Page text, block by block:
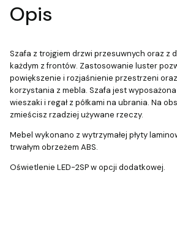
Opis
Szafa z trojgiem drzwi przesuwnych oraz z
każdym z frontów. Zastosowanie luster
powiększenie i rozjaśnienie przestrzeni
korzystania z mebla. Szafa jest
wieszaki i regał z półkami na ubrania. Na
zmieścisz rzadziej używane rzeczy.
Mebel wykonano z wytrzymałej płyty
trwałym obrzeżem ABS.
Oświetlenie LED-2SP w opcji dodatkowej.